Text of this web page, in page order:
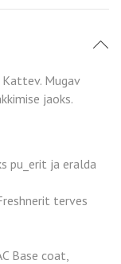
Mugav
jaoks.
pu_erit ja eralda
terves
Base coat,